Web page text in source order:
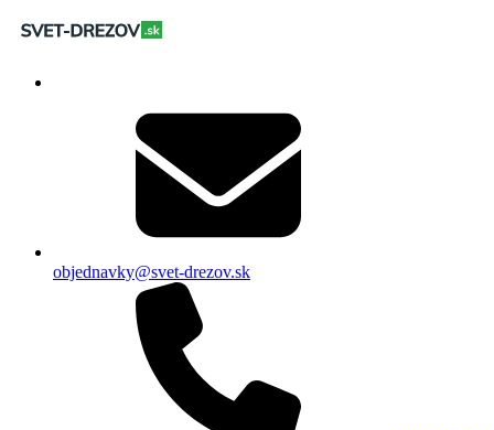
objednavky@svet-drezov.sk